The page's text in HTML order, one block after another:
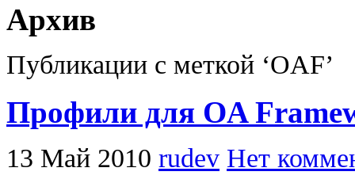
Архив
Публикации с меткой ‘OAF’
Профили для OA
13 Май 2010 rudev Нет